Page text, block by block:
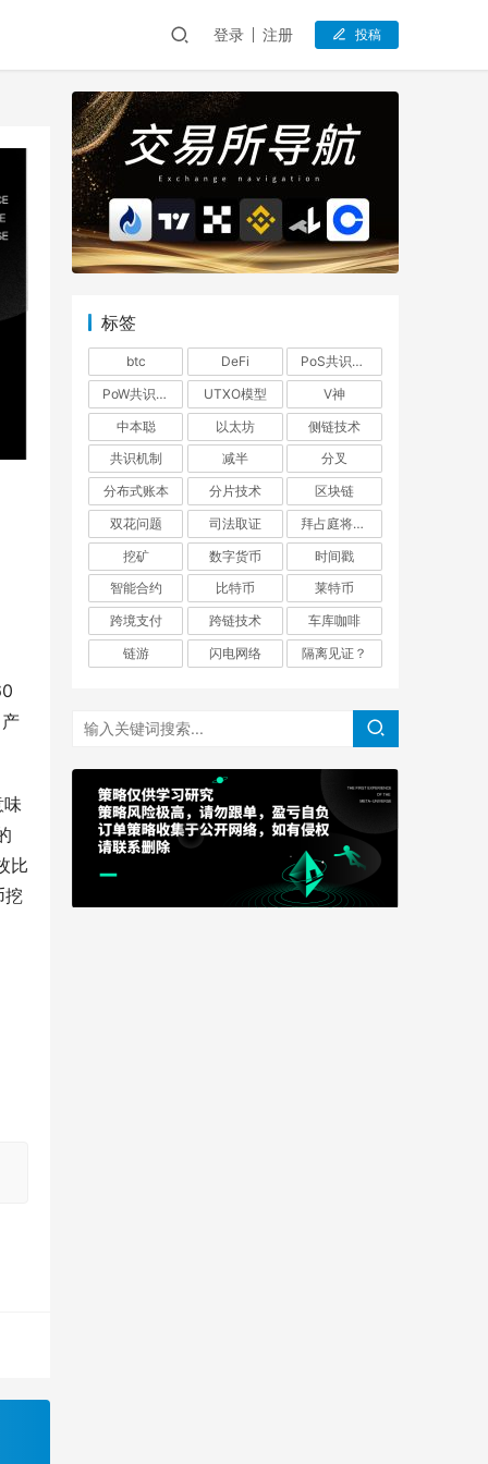
登录 注册 投稿
比
挖
标签
btc DeFi
PoS共识机制
PoW共识机制
UTXO模型
V神
中本聪
以太坊
侧链技术
共识机制
减半
分叉
分布式账本
分片技术
区块链
双花问题
司法取证
拜占庭将军问题
挖矿
数字货币
时间戳
智能合约
比特币
莱特币
跨境支付
跨链技术
车库咖啡
链游
闪电网络 隔离见证？